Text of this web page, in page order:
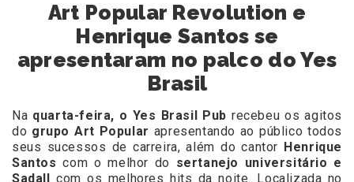
Art Popular Revolution e
Henrique Santos se
apresentaram no palco do Yes
Brasil
Na quarta-feira, o Yes Brasil Pub recebeu os agitos
do grupo Art Popular apresentando ao público todos
seus sucessos de carreira, além do cantor Henrique
Santoscom o melhor do sertanejo universitário e
Sadall com os melhores hits da noite. Localizada no